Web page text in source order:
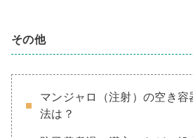
その他
マンジャロ（注射）の空き容
法は？